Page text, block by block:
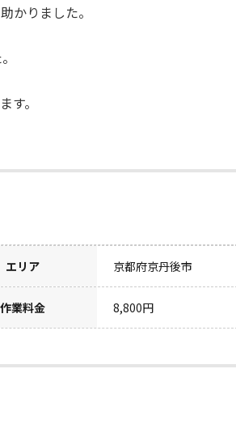
かりました。
す。
エリア 京都府京丹後市
作業料金 8,800円